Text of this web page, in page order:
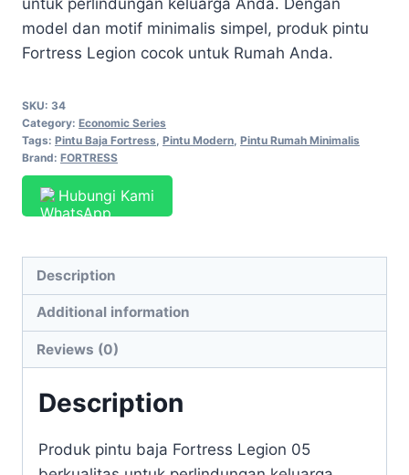
untuk perlindungan keluarga Anda. Dengan
model dan motif minimalis simpel, produk pintu
Fortress Legion cocok untuk Rumah Anda.
SKU: 34
Category: Economic Series
Tags: Pintu Baja Fortress, Pintu Modern, Pintu Rumah Minimalis
Brand: FORTRESS
Hubungi Kami
Description
Additional information
Reviews (0)
Description
Produk pintu baja Fortress Legion 05